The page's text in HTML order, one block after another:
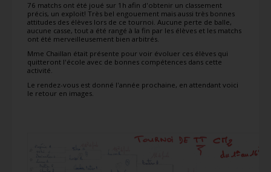
76 matchs ont été joué sur 1h afin d'obtenir un classement
précis, un exploit! Très bel engouement mais aussi très bonnes
attitudes des élèves lors de ce tournoi. Aucune perte de balle,
aucune casse, tout a été rangé à la fin par les élèves et les matchs
ont été merveilleusement bien arbitrés.
Mme Chaillan était présente pour voir évoluer ces élèves qui
quitteront l'école avec de bonnes compétences dans cette
activité.
Le rendez-vous est donné l'année prochaine, en attendant voici
le retour en images.